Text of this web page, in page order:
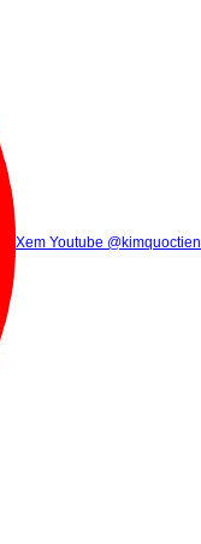
Xem Tik Tok
Gọi điện (8h00 - 21h30)
Xem Youtube @kimquoctien